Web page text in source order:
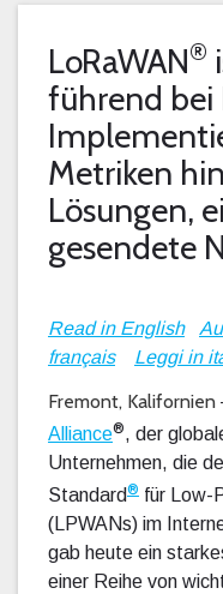
LoRaWAN®
führend bei
Metriken
Lösungen,
gesendete
Read in English
français
Leggi in
Fremont, Kalifornien
Alliance®, der
Unternehmen, die
Standard® für Low-
(LPWANs) im
gab heute ein
einer Reihe von